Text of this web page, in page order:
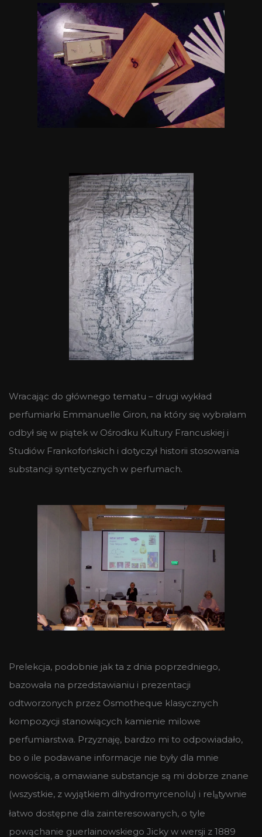
Wracając do głównego tematu – drugi wykład
perfumiarki Emmanuelle Giron, na który się wybrałam
odbył się w piątek w Ośrodku Kultury Francuskiej i
Studiów Frankofońskich i dotyczył historii stosowania
substancji syntetycznych w perfumach.
Prelekcja, podobnie jak ta z dnia poprzedniego,
bazowała na przedstawianiu i prezentacji
odtworzonych przez Osmotheque klasycznych
kompozycji stanowiących kamienie milowe
perfumiarstwa. Przyznaję, bardzo mi to odpowiadało,
bo o ile podawane informacje nie były dla mnie
nowością, a omawiane substancje są mi dobrze znane
(wszystkie, z wyjątkiem dihydromyrcenolu) i relatywnie
łatwo dostępne dla zainteresowanych, o tyle
powąchanie guerlainowskiego Jicky w wersji z 1889